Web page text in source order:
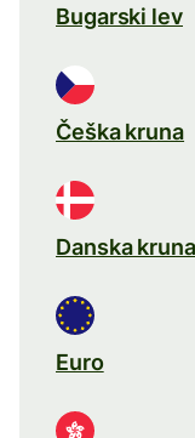
Bugarski lev
Češka kruna
Danska kruna
Euro